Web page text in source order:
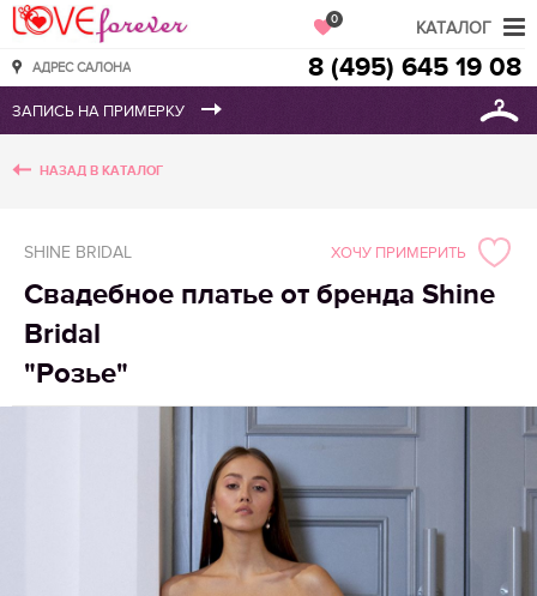
Love Forever
АДРЕС САЛОНА
0
8 (495) 645 19 08
НАЗАД В КАТАЛОГ
SHINE BRIDAL
Свадебное платье от бренда Shine
Bridal
"Розье"
ХОЧУ ПРИМЕРИТЬ
КАТАЛОГ